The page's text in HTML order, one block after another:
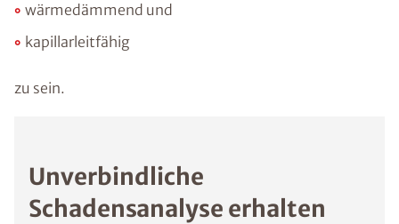
wärmedämmend und
kapillarleitfähig
zu sein.
Unverbindliche
Schadensanalyse erhalten